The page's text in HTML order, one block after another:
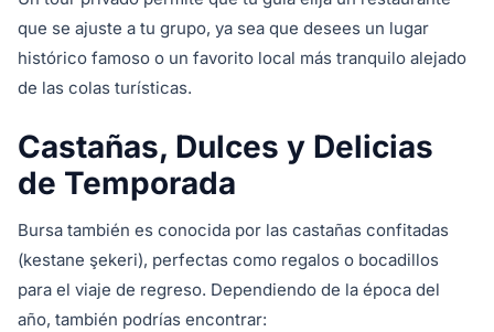
que se ajuste a tu grupo, ya sea que desees un lugar
histórico famoso o un favorito local más tranquilo alejado
de las colas turísticas.
Castañas, Dulces y Delicias
de Temporada
Bursa también es conocida por las castañas confitadas
(kestane şekeri), perfectas como regalos o bocadillos
para el viaje de regreso. Dependiendo de la época del
año, también podrías encontrar: